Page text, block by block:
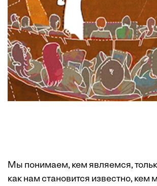
Мы понимаем, кем являемся,
как нам становится известно, кем